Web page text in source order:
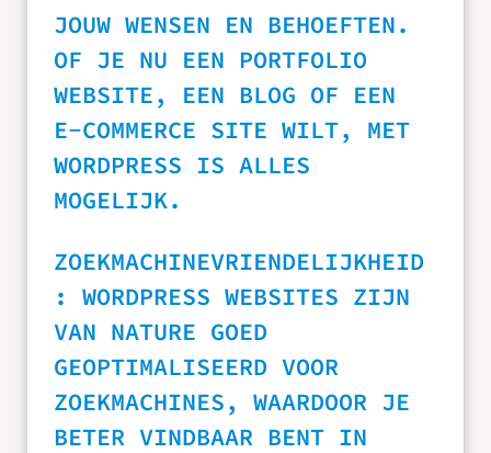
JOUW WENSEN EN BEHOEFTEN.
OF JE NU EEN PORTFOLIO
WEBSITE, EEN BLOG OF EEN
E-COMMERCE SITE WILT, MET
WORDPRESS IS ALLES
MOGELIJK.
ZOEKMACHINEVRIENDELIJKHEID
: WORDPRESS WEBSITES ZIJN
VAN NATURE GOED
GEOPTIMALISEERD VOOR
ZOEKMACHINES, WAARDOOR JE
BETER VINDBAAR BENT IN